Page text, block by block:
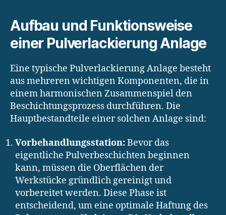
Aufbau und Funktionsweise
einer Pulverlackierung Anlage
Eine typische Pulverlackierung Anlage besteht
aus mehreren wichtigen Komponenten, die in
einem harmonischen Zusammenspiel den
Beschichtungsprozess durchführen. Die
Hauptbestandteile einer solchen Anlage sind:
Vorbehandlungsstation:Bevor das
eigentliche Pulverbeschichten beginnen
kann, müssen die Oberflächen der
Werkstücke gründlich gereinigt und
vorbereitet werden. Diese Phase ist
entscheidend, um eine optimale Haftung des